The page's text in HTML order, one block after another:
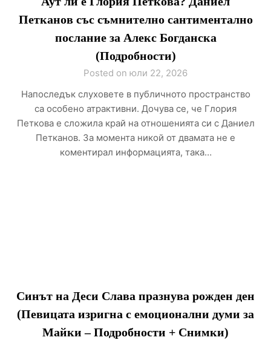
Петканов със съмнително сантиментално
послание за Алекс Богданска
(Подробности)
Posted on юли 22, 2026
Напоследък слуховете в публичното пространство
са особено атрактивни. Дочува се, че Глория
Петкова е сложила край на отношенията си с Даниел
Петканов. За момента никой от двамата не е
коментирал информацията, така…
Синът на Деси Слава празнува рожден ден
(Певицата изригна с емоционални думи за
Майки – Подробности + Снимки)